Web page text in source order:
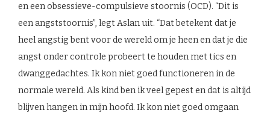
en een obsessieve-compulsieve stoornis (OCD). “Dit is
een angststoornis”, legt Aslan uit. “Dat betekent dat je
heel angstig bent voor de wereld om je heen en dat je die
angst onder controle probeert te houden met tics en
dwanggedachtes. Ik kon niet goed functioneren in de
normale wereld. Als kind ben ik veel gepest en dat is altijd
blijven hangen in mijn hoofd. Ik kon niet goed omgaan